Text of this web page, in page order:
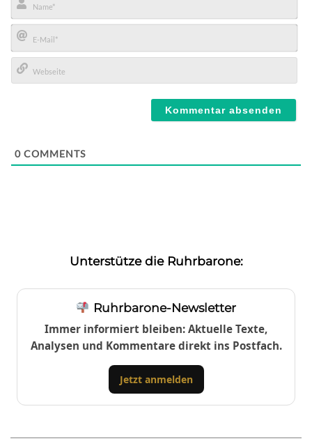
Name*
E-
Mail*
0 COMMENTS
Unterstütze die Ruhrbarone:
Ruhrbarone-Newsletter
Immer informiert bleiben: Aktuelle Texte,
Analysen und Kommentare direkt ins Postfach.
Jetzt anmelden